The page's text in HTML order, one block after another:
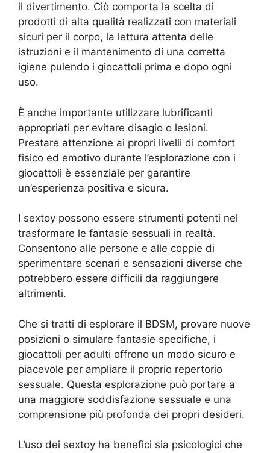
il divertimento. Ciò comporta la scelta di
prodotti di alta qualità realizzati con materiali
sicuri per il corpo, la lettura attenta delle
istruzioni e il mantenimento di una corretta
igiene pulendo i giocattoli prima e dopo ogni
uso.
È anche importante utilizzare lubrificanti
appropriati per evitare disagio o lesioni.
Prestare attenzione ai propri livelli di comfort
fisico ed emotivo durante l’esplorazione con i
giocattoli è essenziale per garantire
un’esperienza positiva e sicura.
I sextoy possono essere strumenti potenti nel
trasformare le fantasie sessuali in realtà.
Consentono alle persone e alle coppie di
sperimentare scenari e sensazioni diverse che
potrebbero essere difficili da raggiungere
altrimenti.
Che si tratti di esplorare il BDSM, provare nuove
posizioni o simulare fantasie specifiche, i
giocattoli per adulti offrono un modo sicuro e
piacevole per ampliare il proprio repertorio
sessuale. Questa esplorazione può portare a
una maggiore soddisfazione sessuale e una
comprensione più profonda dei propri desideri.
L’uso dei sextoy ha benefici sia psicologici che